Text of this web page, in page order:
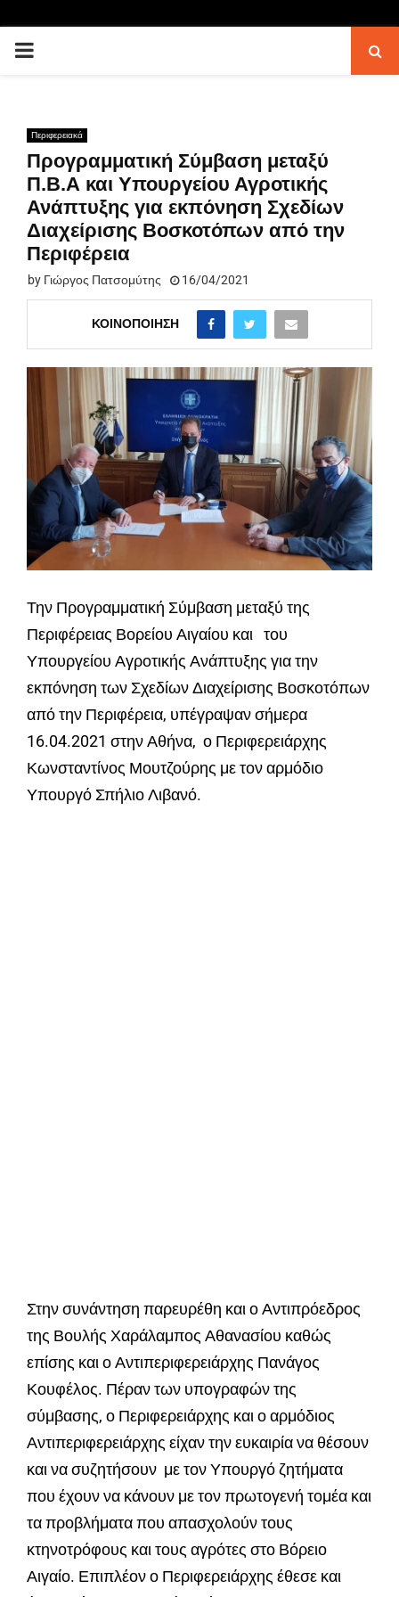
PRIMARY
Περιφερειακά
Προγραμματική Σύμβαση μεταξύ
Π.Β.Α και Υπουργείου Αγροτικής
Ανάπτυξης για εκπόνηση Σχεδίων
Διαχείρισης Βοσκοτόπων από την
Περιφέρεια
by Γιώργος Πατσομύτης 16/04/2021
ΚΟΙΝΟΠΟΊΗΣΗ
Την Προγραμματική Σύμβαση μεταξύ της
Περιφέρειας Βορείου Αιγαίου και του
Υπουργείου Αγροτικής Ανάπτυξης για την
εκπόνηση των Σχεδίων Διαχείρισης Βοσκοτόπων
από την Περιφέρεια, υπέγραψαν σήμερα
16.04.2021 στην Αθήνα, ο Περιφερειάρχης
Κωνσταντίνος Μουτζούρης με τον αρμόδιο
Υπουργό Σπήλιο Λιβανό.
Στην συνάντηση παρευρέθη και ο Αντιπρόεδρος
της Βουλής Χαράλαμπος Αθανασίου καθώς
επίσης και ο Αντιπεριφερειάρχης Πανάγος
Κουφέλος. Πέραν των υπογραφών της
σύμβασης, ο Περιφερειάρχης και ο αρμόδιος
Αντιπεριφερειάρχης είχαν την ευκαιρία να θέσουν
και να συζητήσουν με τον Υπουργό ζητήματα
που έχουν να κάνουν με τον πρωτογενή τομέα και
τα προβλήματα που απασχολούν τους
κτηνοτρόφους και τους αγρότες στο Βόρειο
Αιγαίο. Επιπλέον ο Περιφερειάρχης έθεσε και